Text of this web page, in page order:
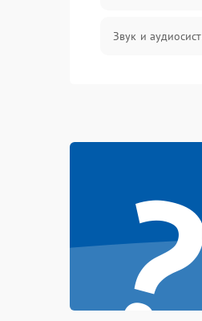
Звук и
Программное
Корпус и
Пульт и